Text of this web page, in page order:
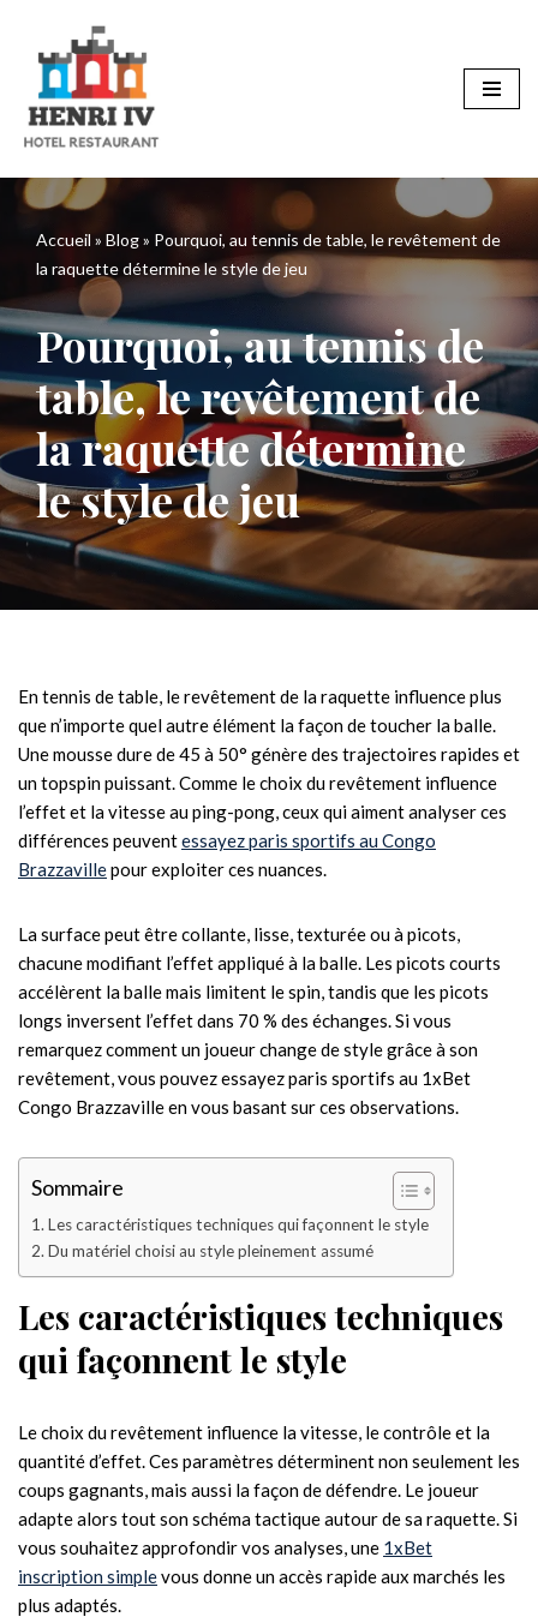
Aller
contenu
Accueil » Blog» Pourquoi, au tennis de table, le revêtement de
la raquette détermine le style de jeu
Pourquoi, au tennis de
table, le revêtement de
la raquette détermine
le style de jeu
En tennis de table, le revêtement de la raquette influence plus
que n’importe quel autre élément la façon de toucher la balle.
Une mousse dure de 45 à 50° génère des trajectoires rapides et
un topspin puissant. Comme le choix du revêtement influence
l’effet et la vitesse au ping-pong, ceux qui aiment analyser ces
différences peuventessayez paris sportifs au Congo
Brazzavillepour exploiter ces nuances.
La surface peut être collante, lisse, texturée ou à picots,
chacune modifiant l’effet appliqué à la balle. Les picots courts
accélèrent la balle mais limitent le spin, tandis que les picots
longs inversent l’effet dans 70 % des échanges. Si vous
remarquez comment un joueur change de style grâce à son
revêtement, vous pouvez essayez paris sportifs au 1xBet
Congo Brazzaville en vous basant sur ces observations.
Sommaire
Les caractéristiques techniques qui façonnent le style
Du matériel choisi au style pleinement assumé
Les caractéristiques techniques
qui façonnent le style
Le choix du revêtement influence la vitesse, le contrôle et la
quantité d’effet. Ces paramètres déterminent non seulement les
coups gagnants, mais aussi la façon de défendre. Le joueur
adapte alors tout son schéma tactique autour de sa raquette. Si
vous souhaitez approfondir vos analyses, une 1xBet
inscription simplevous donne un accès rapide aux marchés les
plus adaptés.